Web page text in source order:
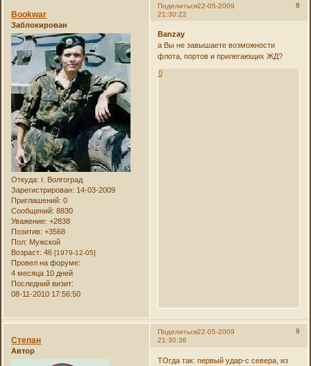
Поделиться 8
22-05-2009
21:30:22
Bookwar
Заблокирован
Откуда: г. Волгоград
Зарегистрирован: 14-03-2009
Приглашений: 0
Сообщений: 8830
Уважение: +2838
Позитив: +3568
Пол: Мужской
Возраст: 46[1979-12-05]
Провел на форуме:
4 месяца 10 дней
Последний визит:
08-11-2010 17:56:50
Banzay
а Вы не завышаете возможности
флота, портов и прилегающих ЖД?
0
Поделиться 9
22-05-2009
21:30:36
Степан
Автор
ТОгда так: первый удар-с севера, из